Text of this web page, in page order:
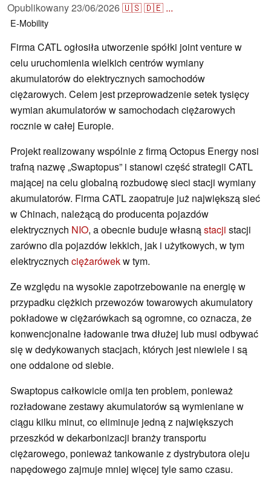
Opublikowany23/06/2026🇺🇸🇩🇪 ...
E-Mobility
Firma CATL ogłosiła utworzenie spółki joint venture w
celu uruchomienia wielkich centrów wymiany
akumulatorów do elektrycznych samochodów
ciężarowych. Celem jest przeprowadzenie setek tysięcy
wymian akumulatorów w samochodach ciężarowych
rocznie w całej Europie.
Projekt realizowany wspólnie z firmą Octopus Energy nosi
trafną nazwę „Swaptopus” i stanowi część strategii CATL
mającej na celu globalną rozbudowę sieci stacji wymiany
akumulatorów. Firma CATL zaopatruje już największą sieć
w Chinach, należącą do producenta pojazdów
elektrycznych NIO, a obecnie buduje własnąstacji stacji
zarówno dla pojazdów lekkich, jak i użytkowych, w tym
elektrycznych ciężarówekw tym.
Ze względu na wysokie zapotrzebowanie na energię w
przypadku ciężkich przewozów towarowych akumulatory
pokładowe w ciężarówkach są ogromne, co oznacza, że
konwencjonalne ładowanie trwa dłużej lub musi odbywać
się w dedykowanych stacjach, których jest niewiele i są
one oddalone od siebie.
Swaptopus całkowicie omija ten problem, ponieważ
rozładowane zestawy akumulatorów są wymieniane w
ciągu kilku minut, co eliminuje jedną z największych
przeszkód w dekarbonizacji branży transportu
ciężarowego, ponieważ tankowanie z dystrybutora oleju
napędowego zajmuje mniej więcej tyle samo czasu.